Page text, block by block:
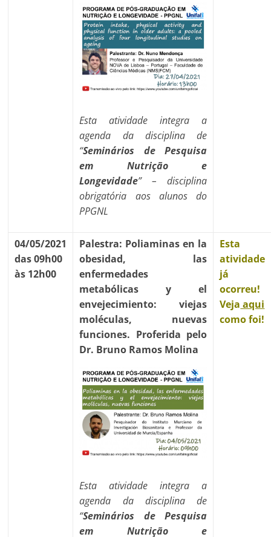
Esta atividade integra a
agenda da disciplina de
“Seminários de Pesquisa
em Nutrição e
Longevidade” – disciplina
obrigatória aos alunos do
PPGNL
04/05/2021
das 09h00
às 12h00
Palestra: Poliaminas en la
obesidad, las
enfermedades
metabólicas y el
envejecimiento: viejas
moléculas, nuevas
funciones. Proferida pelo
Dr. Bruno Ramos Molina
Esta atividade integra a
agenda da disciplina de
“Seminários de Pesquisa
em Nutrição e
Esta
atividade
já
ocorreu!
Veja aqui
como foi!